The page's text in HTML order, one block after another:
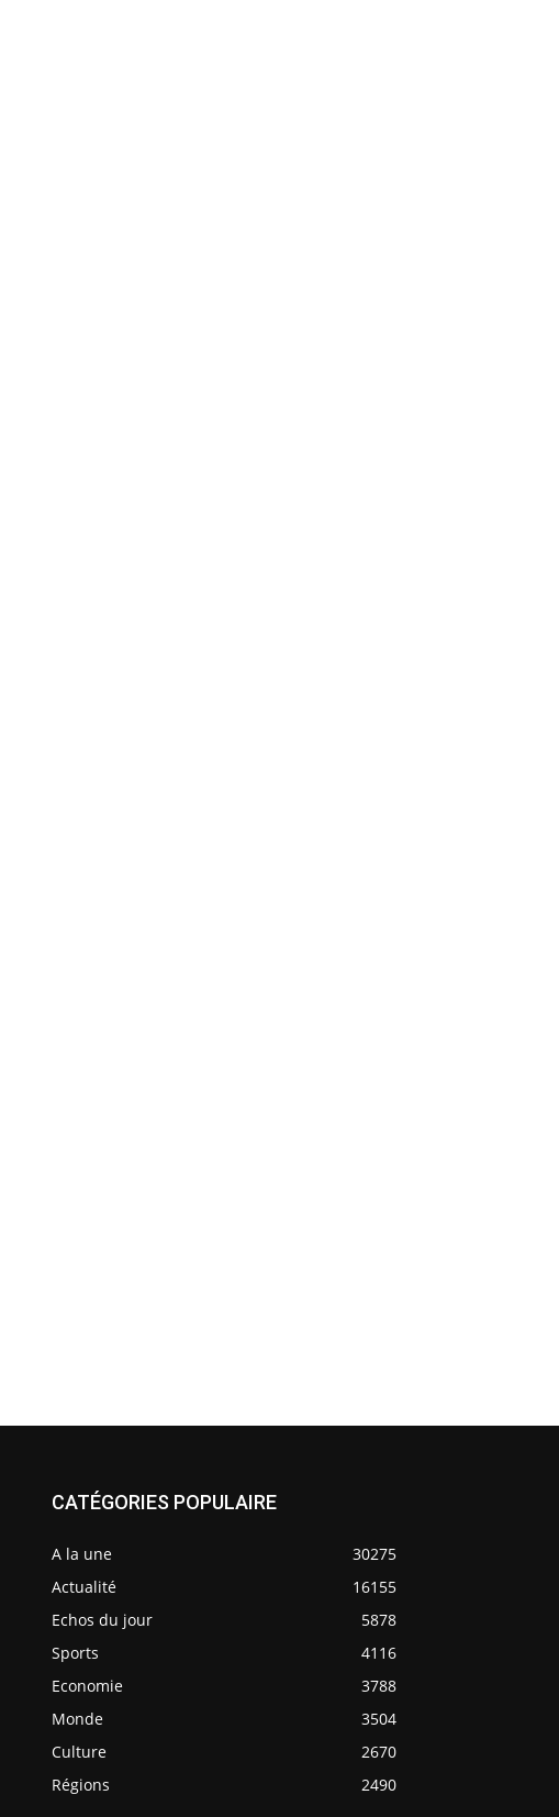
CATÉGORIES POPULAIRE
A la une
30275
Actualité
16155
Echos du jour
5878
Sports
4116
Economie
3788
Monde
3504
Culture
2670
Régions
2490